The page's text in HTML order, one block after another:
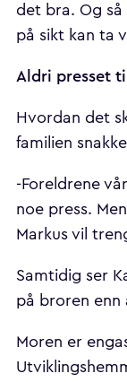
det bra. Og
på sikt kan ta
Aldri presset
Hvordan det
familien
-Foreldrene
noe press.
Markus vil
Samtidig ser
på broren enn
Moren er